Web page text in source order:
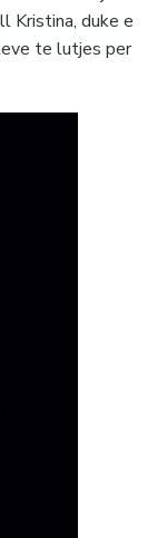
Kristina, duke e
te lutjes per